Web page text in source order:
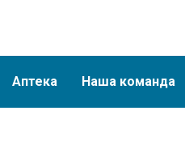
Аптека Наша команда